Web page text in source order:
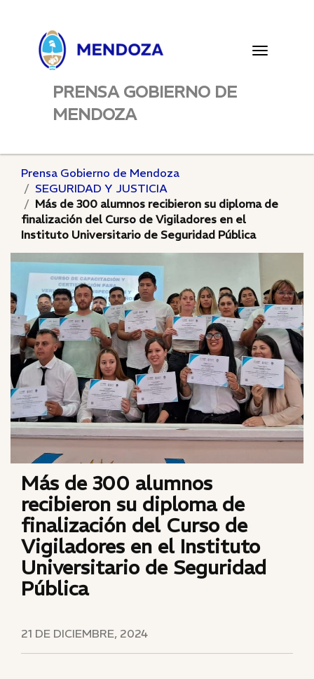
Toggle
PRENSA GOBIERNO DE
MENDOZA
Prensa Gobierno de Mendoza
SEGURIDAD Y JUSTICIA
Más de 300 alumnos recibieron su diploma de
finalización del Curso de Vigiladores en el
Instituto Universitario de Seguridad Pública
Más de 300 alumnos
recibieron su diploma de
finalización del Curso de
Vigiladores en el Instituto
Universitario de Seguridad
Pública
21 DE DICIEMBRE, 2024